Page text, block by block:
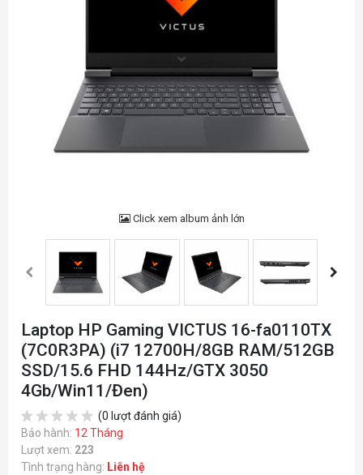
Click xem album ảnh lớn
Laptop HP Gaming VICTUS 16-fa0110TX
(7C0R3PA) (i7 12700H/8GB RAM/512GB
SSD/15.6 FHD 144Hz/GTX 3050
4Gb/Win11/Đen)
(0 lượt đánh giá)
Bảo hành: 12 Tháng
Lượt xem: 223
Tình trạng hàng: Liên hệ